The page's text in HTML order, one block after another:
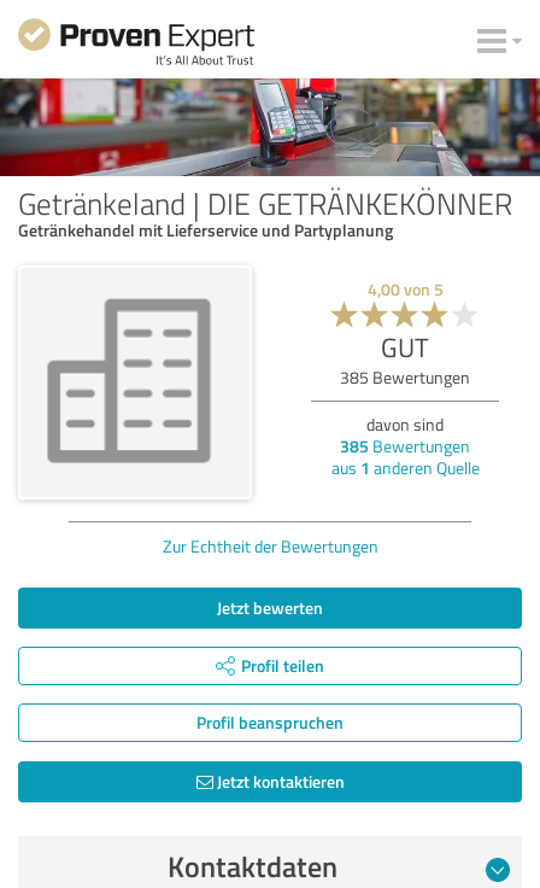
Getränkeland | DIE GETRÄNKEKÖNNER
Getränkehandel mit Lieferservice und Partyplanung
4,00von 5
GUT
385 Bewertungen
davon sind
385 Bewertungen
aus 1 anderen Quelle
Zur Echtheit der Bewertungen
Jetzt bewerten
Profil teilen
Profil beanspruchen
Jetzt kontaktieren
Kontaktdaten